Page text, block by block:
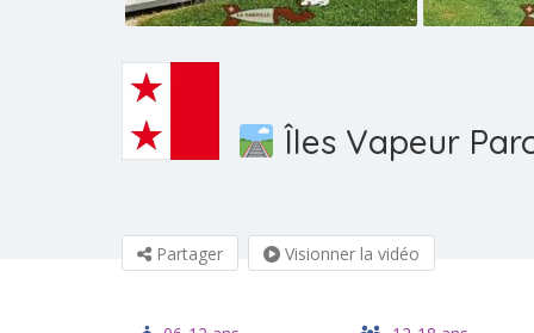
Îles Vapeur
Partager Visionner la vidéo